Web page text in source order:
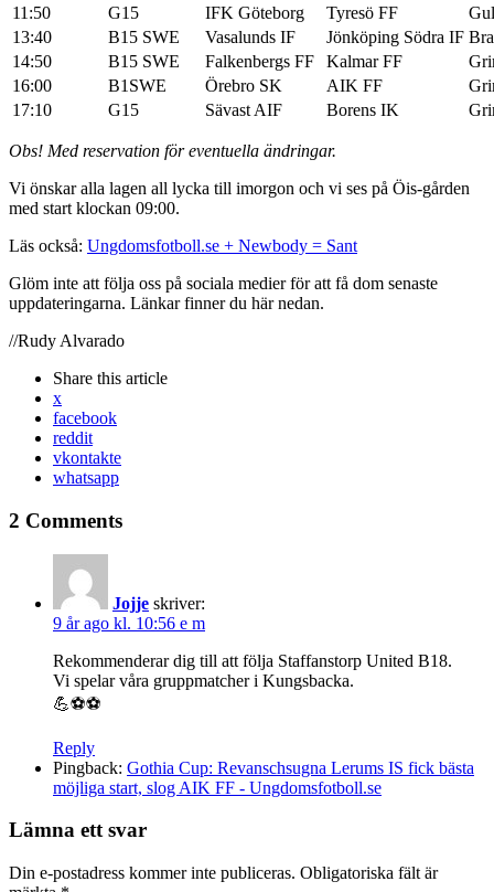
11:50
G15 IFK Göteborg Tyresö FF
13:40
B15 SWE Vasalunds IF Jönköping Södra IF
14:50
B15 SWE Falkenbergs FF Kalmar FF
16:00
B1SWE Örebro SK AIK FF
17:10
G15 Sävast AIF Borens IK
Obs! Med reservation för eventuella ändringar.
Vi önskar alla lagen all lycka till imorgon och vi ses på Öis-gården
med start klockan 09:00.
Läs också: Ungdomsfotboll.se + Newbody = Sant
Glöm inte att följa oss på sociala medier för att få dom senaste
uppdateringarna. Länkar finner du här nedan.
//Rudy Alvarado
Share this article
x
facebook
reddit
vkontakte
whatsapp
2 Comments
Jojje skriver:
9 år ago kl. 10:56 e m
Rekommenderar dig till att följa Staffanstorp United B18.
Vi spelar våra gruppmatcher i Kungsbacka.
💪⚽️⚽️
Reply
Pingback: Gothia Cup: Revanschsugna Lerums IS fick bästa
möjliga start, slog AIK FF - Ungdomsfotboll.se
Lämna ett svar
Din e-postadress kommer inte publiceras. Obligatoriska fält är